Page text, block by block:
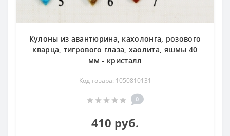
Кулоны из авантюрина, кахолонга, розового
кварца, тигрового глаза, хаолита, яшмы 40
мм - кристалл
Код товара: 1050810131
0
410 руб.